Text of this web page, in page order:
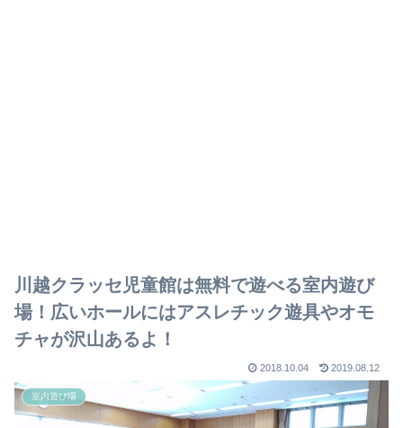
川越クラッセ児童館は無料で遊べる室内遊び
場！広いホールにはアスレチック遊具やオモ
チャが沢山あるよ！
2018.10.04 2019.08.12
室内遊び場